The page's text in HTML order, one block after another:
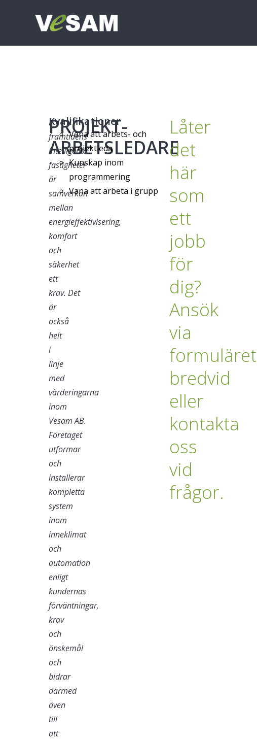
PROJEKT-
ARBETSLEDARE
I
framtidens
intelligenta
fastigheter
är
samverkan
mellan
energieffektivisering,
komfort
och
säkerhet
ett
krav. Det
är
också
helt
i
linje
med
värderingarna
inom
VesamAB.
Företaget
utformar
och
installerar
kompletta
system
inom
inneklimat
och
automation
enligt
kundernas
förväntningar,
krav
och
önskemål
och
bidrar
därmed
även
till
att
Kvalifikationer
Vana att arbets- och
projektleda
Kunskap inom
programmering
Vana att arbeta i grupp
Låter
det
här
som
ett
jobb
för
dig?
Ansök
via
formuläret
bredvid
eller
kontakta
oss
vid
frågor.